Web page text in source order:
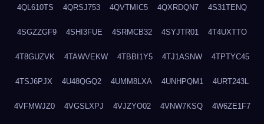
4QL610TS 4QRSJ753 4QVTMIC5 4QXRDQN7 4S31TENQ
4SGZZGF9 4SHI3FUE 4SRMCB32 4SYJTR01 4T4UXTTO
4T8GUZVK 4TAWVEKW 4TBBI1Y5 4TJ1ASNW 4TPTYC45
4TSJ6PJX 4U48QGQ2 4UMM8LXA 4UNHPQM1 4URT243L
4VFMWJZ0 4VGSLXPJ 4VJZYO02 4VNW7KSQ 4W6ZE1F7